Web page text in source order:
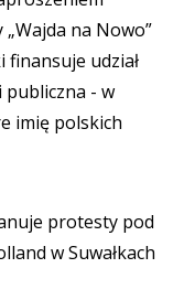
na Nowo”
finansuje udział
publiczna - w
imię polskich
protesty pod
w Suwałkach